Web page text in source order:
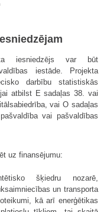
iesniedzējs var būt
iestāde. Projekta
darbību statistiskās
atbilst E sadaļas 38. vai
vai O sadaļas
vai pašvaldības
uz finansējumu:
šķiedru nozarē,
un transporta
kā arī enerģētikas